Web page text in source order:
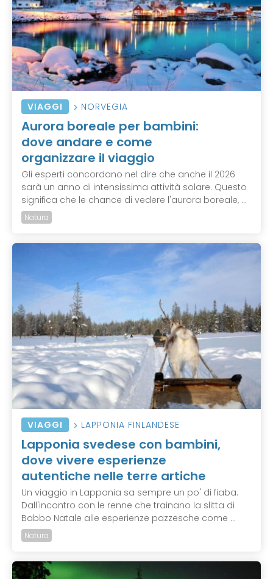
VIAGGI NORVEGIA
Aurora boreale per bambini:
dove andare e come
organizzare il viaggio
Gli esperti concordano nel dire che anche il 2026
sarà un anno di intensissima attività solare. Questo
significa che le chance di vedere l'aurora boreale, ...
Natura
VIAGGI LAPPONIA FINLANDESE
Lapponia svedese con bambini,
dove vivere esperienze
autentiche nelle terre artiche
Un viaggio in Lapponia sa sempre un po' di fiaba.
Dall'incontro con le renne che trainano la slitta di
Babbo Natale alle esperienze pazzesche come ...
Natura